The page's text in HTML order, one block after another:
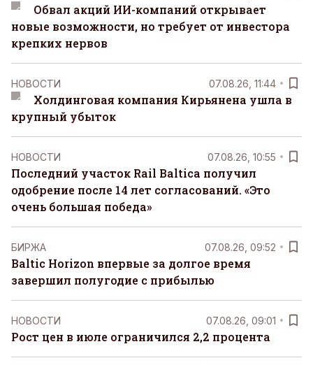
Обвал акций ИИ-компаний открывает
новые возможности, но требует от инвестора
крепких нервов
НОВОСТИ 07.08.26, 11:44
Холдинговая компания Кирьянена ушла в
крупный убыток
НОВОСТИ 07.08.26, 10:55
Последний участок Rail Baltica получил
одобрение после 14 лет согласований. «Это
очень большая победа»
БИРЖА 07.08.26, 09:52
Baltic Horizon впервые за долгое время
завершил полугодие с прибылью
НОВОСТИ 07.08.26, 09:01
Рост цен в июле ограничился 2,2 процента